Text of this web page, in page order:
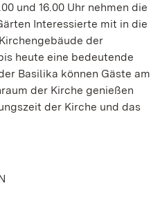
und 16.00 Uhr nehmen die
Interessierte mit in die
der
heute eine bedeutende
Basilika können Gäste am
der Kirche genießen
der Kirche und das